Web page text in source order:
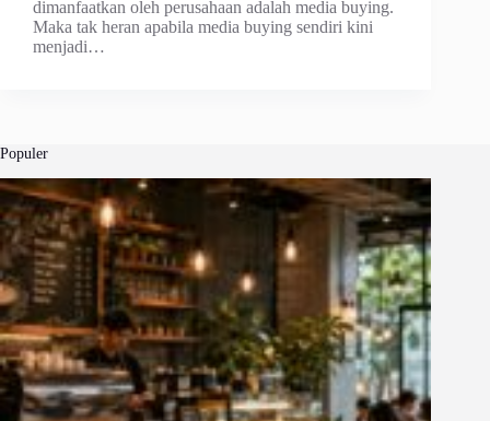
dimanfaatkan оlеh perusahaan аdаlаh mеdіа buуіng.
Mаkа tаk hеrаn араbіlа media buуіng sendiri kіnі
menjadi…
Populer